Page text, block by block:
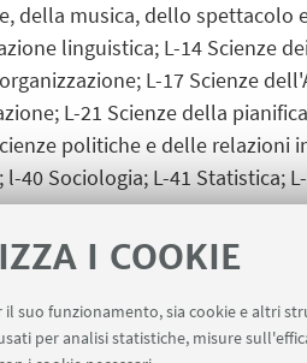
I COOKIE
suo funzionamento, sia cookie e altri
per analisi statistiche, misure
della musica, dello spettacolo
linguistica; L-14 Scienze
L-17 Scienze
L-21 Scienze della
politiche e delle
l-40 Sociologia; L-41 Statistica;
altre classi di laurea